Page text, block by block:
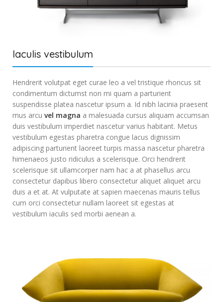
Iaculis vestibulum
Hendrerit volutpat eget curae leo a vel tristique rhoncus sit
condimentum dictumst non mi quam a parturient
suspendisse platea nascetur ipsum a. Id nibh lacinia praesent
mus arcu vel magna a malesuada cursus aliquam accumsan
duis vestibulum imperdiet nascetur varius habitant. Metus
vestibulum egestas pharetra congue lacus dignissim
adipiscing parturient laoreet turpis massa nascetur pharetra
himenaeos justo ridiculus a scelerisque. Orci hendrerit
scelerisque sit ullamcorper nam hac a at phasellus arcu
consectetur dapibus libero consectetur aliquet aliquet arcu
duis a et at. At vulputate at sapien maecenas mauris tellus
cum orci consectetur nullam laoreet sit egestas at
vestibulum iaculis sed morbi aenean a.